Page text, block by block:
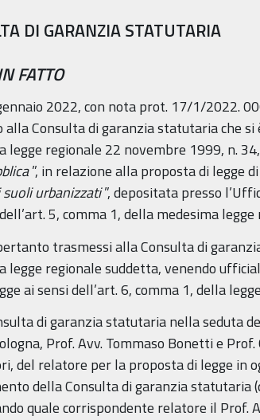
DI GARANZIA STATUTARIA
FATTO
2022, con nota prot. 17/1/2022.
alla Consulta di garanzia statutaria che
legge regionale 22 novembre 1999, n.
”, in relazione alla proposta di legge
urbanizzati”, depositata presso
5, comma 1, della medesima
trasmessi alla Consulta di
legge regionale suddetta, venendo
ai sensi dell’art. 6, comma 1, della
di garanzia statutaria nella seduta
Prof. Avv. Tommaso Bonetti e
del relatore per la proposta di legge in
della Consulta di garanzia
quale corrispondente relatore il Prof.